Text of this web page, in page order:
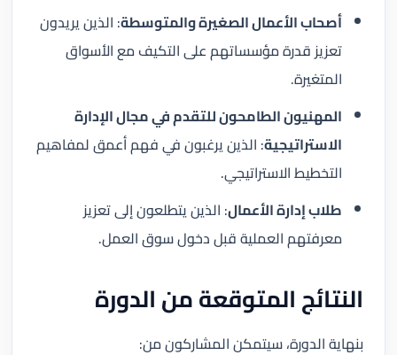
أصحاب الأعمال الصغيرة والمتوسطة: الذين يريدون
تعزيز قدرة مؤسساتهم على التكيف مع الأسواق
المتغيرة.
المهنيون الطامحون للتقدم في مجال الإدارة
الاستراتيجية: الذين يرغبون في فهم أعمق لمفاهيم
التخطيط الاستراتيجي.
طلاب إدارة الأعمال: الذين يتطلعون إلى تعزيز
معرفتهم العملية قبل دخول سوق العمل.
النتائج المتوقعة من الدورة
بنهاية الدورة، سيتمكن المشاركون من: